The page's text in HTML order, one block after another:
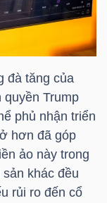
đà tăng của
quyền Trump
phủ nhận triển
hơn đã góp
ảo này trong
khác đều
rủi ro đến cổ